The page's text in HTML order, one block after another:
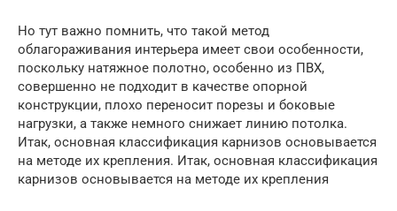
Но тут важно помнить, что такой метод
облагораживания интерьера имеет свои особенности,
поскольку натяжное полотно, особенно из ПВХ,
совершенно не подходит в качестве опорной
конструкции, плохо переносит порезы и боковые
нагрузки, а также немного снижает линию потолка.
Итак, основная классификация карнизов основывается
на методе их крепления. Итак, основная классификация
карнизов основывается на методе их крепления